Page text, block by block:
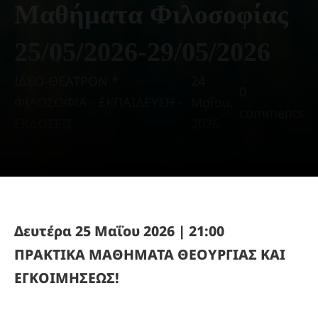
Μαθήματα Φιλοσοφίας
Δευτέρα 25 Μαΐου 2026 | 21:00
ΠΡΑΚΤΙΚΑ ΜΑΘΗΜΑΤΑ ΘΕΟΥΡΓΙΑΣ ΚΑΙ
ΕΓΚΟΙΜΗΣΕΩΣ!